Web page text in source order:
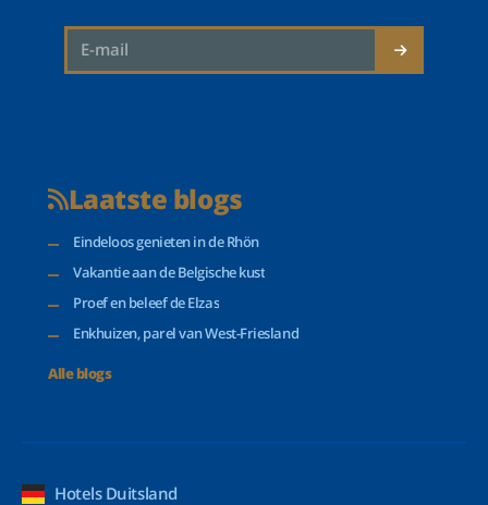
Laatste blogs
Eindeloos genieten in de Rhön
Vakantie aan de Belgische kust
Proef en beleef de Elzas
Enkhuizen, parel van West-Friesland
Alle blogs
Hotels Duitsland